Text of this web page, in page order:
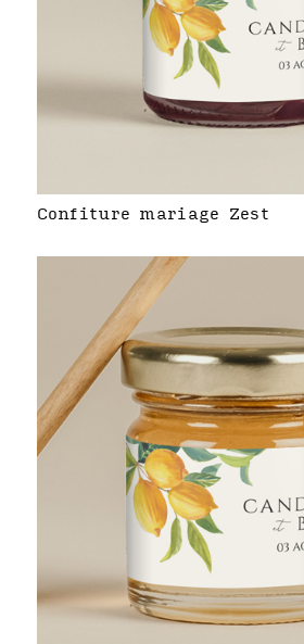
Confiture mariage Zest